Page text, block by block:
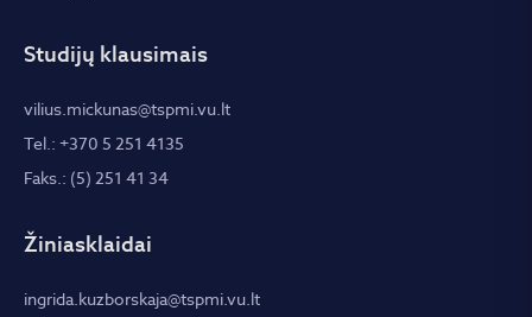
Studijų klausimais
vilius.mickunas@tspmi.vu.lt
Tel.: +370 5 251 4135
Faks.: (5) 251 41 34
Žiniasklaidai
ingrida.kuzborskaja@tspmi.vu.lt